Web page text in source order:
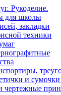
Рукоделие.
для школы
закладки
техники
и
чертежные